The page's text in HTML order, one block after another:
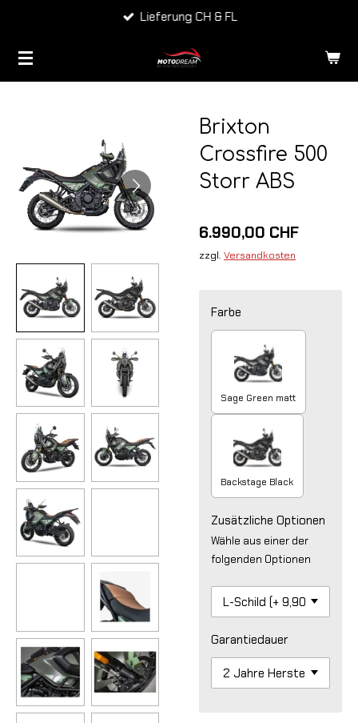
springen
Top Marken
Brixton
Crossfire 500
Storr ABS
6.990,00 CHF
zzgl. Versandkosten
Farbe
Sage Green matt
Backstage Black
Zusätzliche Optionen
Wähle aus einer der
folgenden Optionen
Garantiedauer